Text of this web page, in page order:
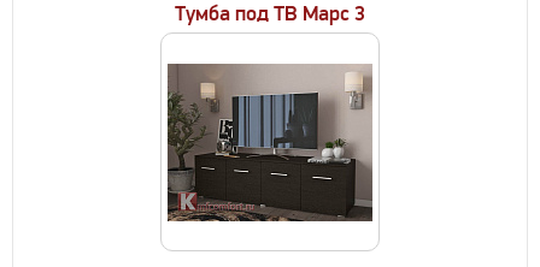
Тумба под ТВ Марс 3